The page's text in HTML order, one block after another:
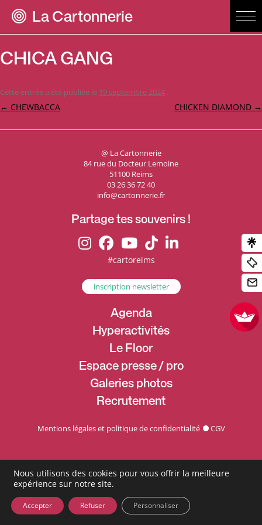
La Cartonnerie
CHICA GANG
Cette entrée a été publiée le 19 septembre 2024 .
Navigation
← CHEWBACCA CHICKEN DIAMOND →
@ La Cartonnerie
84 rue du Docteur Lemoine
51100 Reims
03 26 36 72 40
info@cartonnerie.fr
Partage tes souvenirs !
#cartoreims
inscription newsletter
Agenda
Hyperactivités
Le Floor
Espace presse / pro
Galeries photos
Recrutement
Mentions légales et politique de confidentialité CGV
Nous utilisons des cookies pour vous offrir la meilleure
expérience sur notre site.
Accepter Refuser Personnaliser